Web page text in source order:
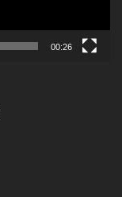
00:26